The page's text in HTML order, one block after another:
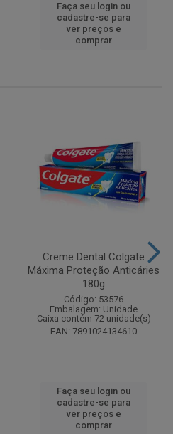
Faça seu login ou
cadastre-se para
ver preços e
comprar
Creme Dental Colgate
Máxima Proteção Anticáries
180g
Código: 53576
Embalagem: Unidade
Caixa contém 72 unidade(s)
EAN: 7891024134610
Faça seu login ou
cadastre-se para
ver preços e
comprar